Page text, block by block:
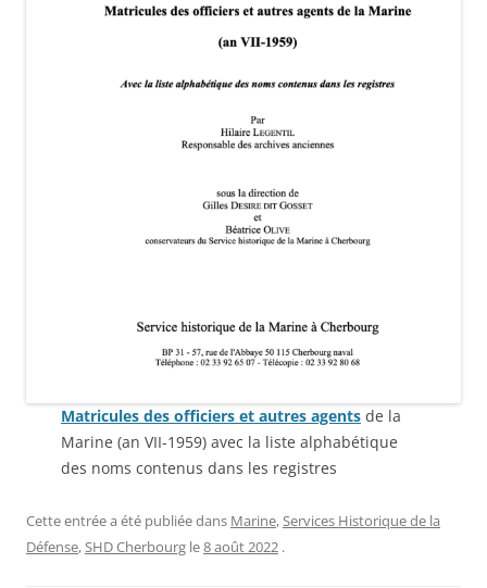
Matricules des officiers et autres agents de la
Marine (an VII-1959) avec la liste alphabétique
des noms contenus dans les registres
Cette entrée a été publiée dans Marine,Services Historique de la
Défense,SHD Cherbourg le8 août 2022 .